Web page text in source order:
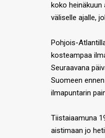
koko heinäkuun
väliselle ajalle,
Pohjois-
kosteampaa
Seuraavana
Suomeen
ilmapuntarin
Tiistaiaamuna
aistimaan jo